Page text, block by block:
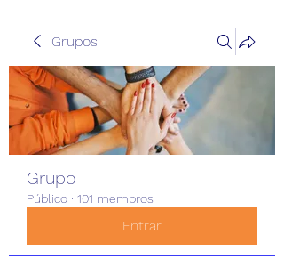
Grupos
Grupo
Público · 101 membros
Entrar